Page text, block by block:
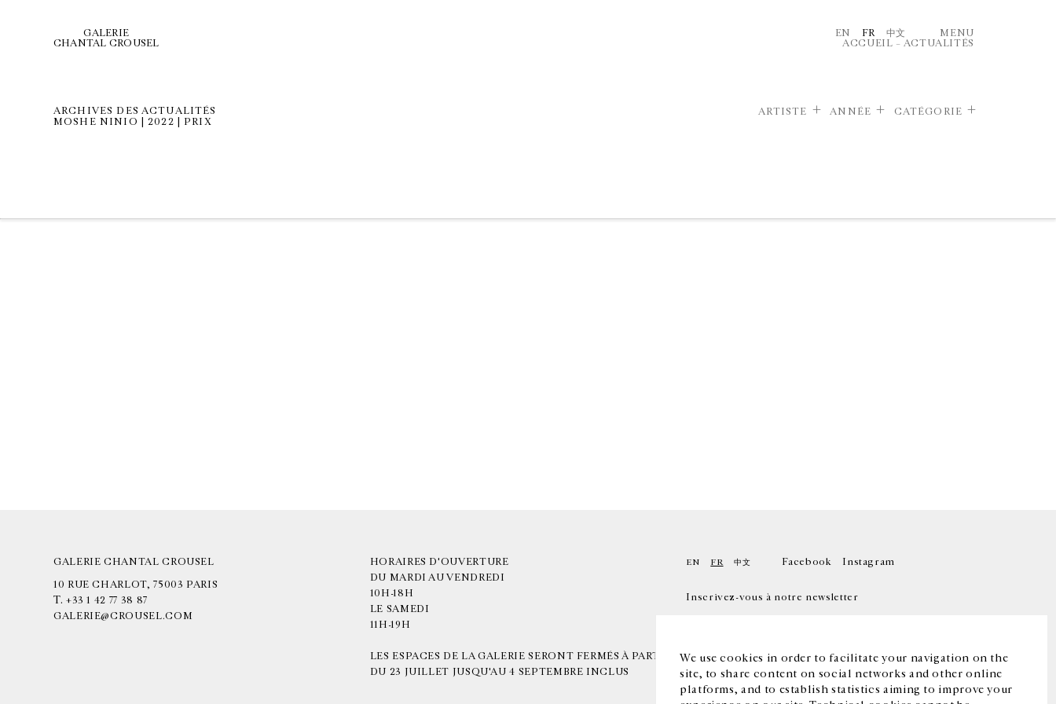
We use cookies in order to facilitate your navigation on the
site, to share content on social networks and other online
platforms, and to establish statistics aiming to improve your
GALERIE
CHANTAL CROUSEL
EN FR 中文
MENU
ACCUEIL – ACTUALITÉS
ARCHIVES DES ACTUALITÉS
MOSHE NINIO | 2022 | PRIX
ARTISTE ANNÉE CATÉGORIE
GALERIE CHANTAL CROUSEL
10 RUE CHARLOT, 75003 PARIS
T. +33 1 42 77 38 87
GALERIE@CROUSEL.COM
HORAIRES D'OUVERTURE
DU MARDI AU VENDREDI
10H-18H
LE SAMEDI
11H-19H
LES ESPACES DE LA GALERIE SERONT FERMÉS À PARTIR
DU 23 JUILLET JUSQU'AU 4 SEPTEMBRE INCLUS
EN FR 中文 Facebook Instagram
Inscrivez-vous à notre newsletter